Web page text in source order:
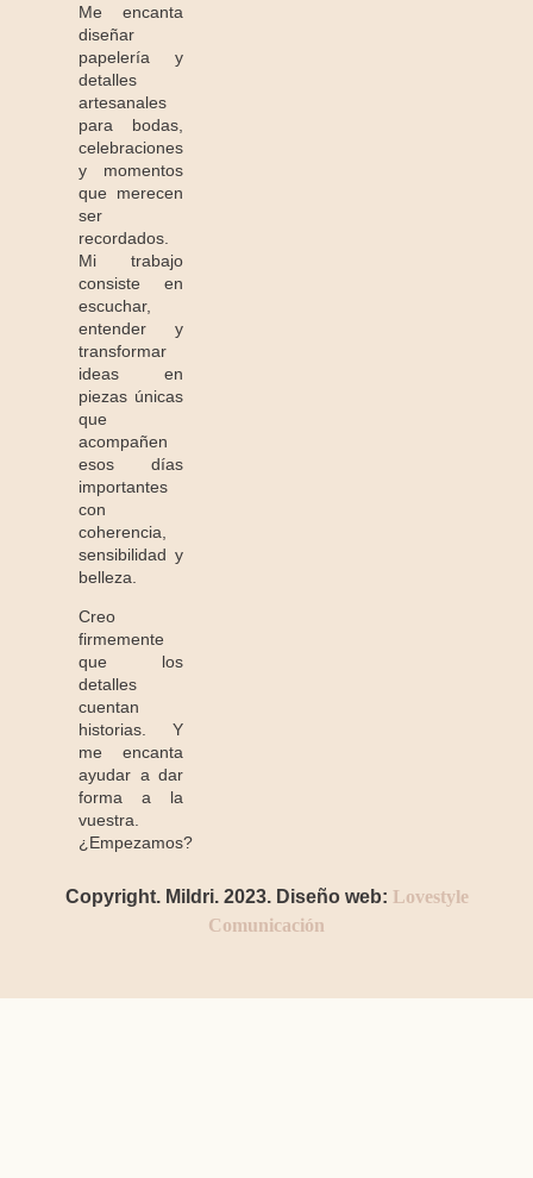
Me encanta
diseñar
papelería y
detalles
artesanales
para bodas,
celebraciones
y momentos
que merecen
ser
recordados.
Mi trabajo
consiste en
escuchar,
entender y
transformar
ideas en
piezas únicas
que
acompañen
esos días
importantes
con
coherencia,
sensibilidad y
belleza.
Creo
firmemente
que los
detalles
cuentan
historias. Y
me encanta
ayudar a dar
forma a la
vuestra.
¿Empezamos?
Copyright. Mildri. 2023. Diseño web: Lovestyle
Comunicación